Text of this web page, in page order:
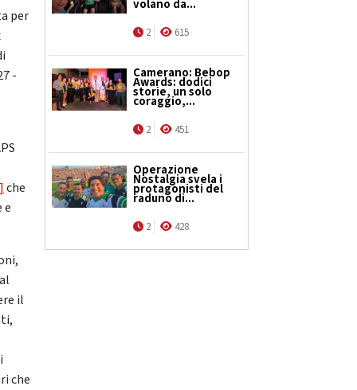
per
-
che
e
il
che
volano da...
2 615
Camerano: Bebop
Awards: dodici
storie, un solo
coraggio,...
2 451
Operazione
Nostalgia svela i
protagonisti del
raduno di...
2 428